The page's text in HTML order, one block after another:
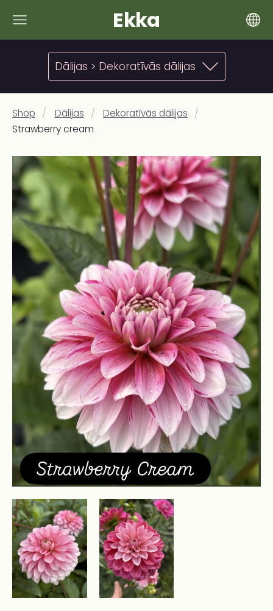
Ekka
Dālijas > Dekoratīvās dālijas
Shop Dālijas
Dekoratīvās dālijas
Strawberry cream